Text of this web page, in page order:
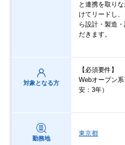
と連携を取り
けてリードし
ら設計・製造
だきます。
対象となる方
【必須要件】
Webオープン
安：3年）
勤務地
東京都